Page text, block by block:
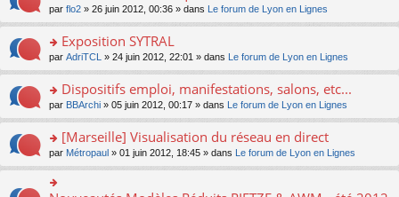
c
e
nt
pl
u
ré
c
e
nt
n
le
pl
u
ré
c
e
nt
g
e
n
n
le
pl
u
ré
c
e
nt
e
a
g
e
n
n
le
pl
u
s
ré
er
le
m
e
a
g
e
n
n
le
o
n
ult
er
le
m
e
a
g
e
n
par flo2 » 26 juin 2012, 00:36 » dans Le forum de Lyon en Lignes
o
n
ult
er
le
m
e
s
Exposition SYTRAL
par AdriTCL » 24 juin 2012, 22:01 » dans Le forum de Lyon en Lignes
o
n
ult
er
le
m
Dispositifs emploi, manifestations, salons, etc...
par BBArchi » 05 juin 2012, 00:17 » dans Le forum de Lyon en Lignes
o
n
s
ult
[Marseille] Visualisation du réseau en direct
par Métropaul » 01 juin 2012, 18:45 » dans Le forum de Lyon en Lignes